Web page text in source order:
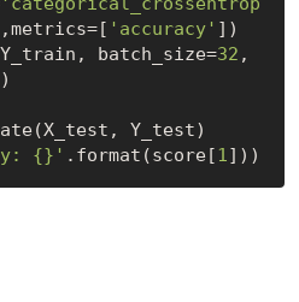
,metrics=[ 'accuracy' ])
batch_size=32 ,
)
Y_test)
{}' .format(score[1